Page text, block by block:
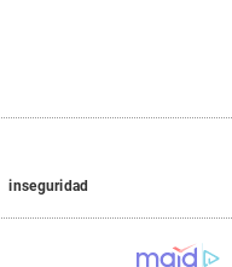
inseguridad